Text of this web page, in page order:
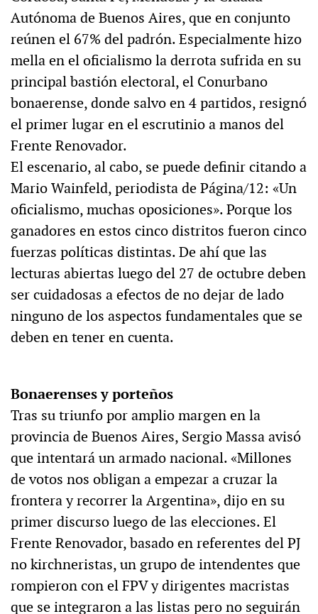
Autónoma de Buenos Aires, que en conjunto
reúnen el 67% del padrón. Especialmente hizo
mella en el oficialismo la derrota sufrida en su
principal bastión electoral, el Conurbano
bonaerense, donde salvo en 4 partidos, resignó
el primer lugar en el escrutinio a manos del
Frente Renovador.
El escenario, al cabo, se puede definir citando a
Mario Wainfeld, periodista de Página/12: «Un
oficialismo, muchas oposiciones». Porque los
ganadores en estos cinco distritos fueron cinco
fuerzas políticas distintas. De ahí que las
lecturas abiertas luego del 27 de octubre deben
ser cuidadosas a efectos de no dejar de lado
ninguno de los aspectos fundamentales que se
deben en tener en cuenta.
Bonaerenses y porteños
Tras su triunfo por amplio margen en la
provincia de Buenos Aires, Sergio Massa avisó
que intentará un armado nacional. «Millones
de votos nos obligan a empezar a cruzar la
frontera y recorrer la Argentina», dijo en su
primer discurso luego de las elecciones. El
Frente Renovador, basado en referentes del PJ
no kirchneristas, un grupo de intendentes que
rompieron con el FPV y dirigentes macristas
que se integraron a las listas pero no seguirán